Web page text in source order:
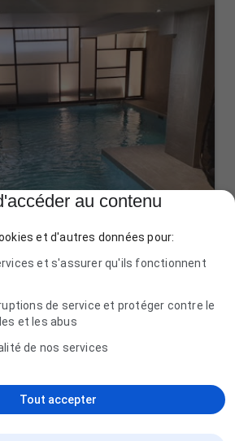
- Lerario Cédric -
en Savoie
au contenu
et d'autres données pour:
et s'assurer qu'ils fonctionnent
de service et protéger contre le
et les abus
de nos services
Tout accepter